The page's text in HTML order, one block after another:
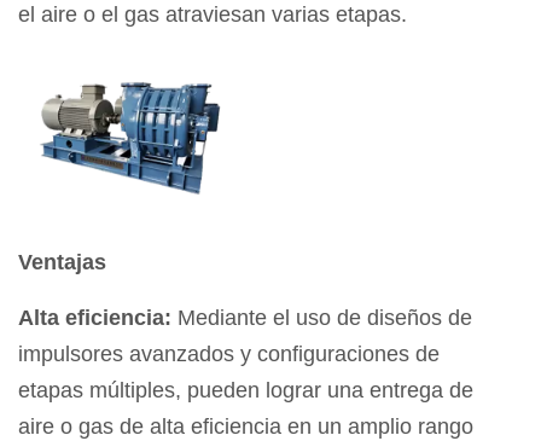
el aire o el gas atraviesan varias etapas.
Ventajas
Alta eficiencia: Mediante el uso de diseños de
impulsores avanzados y configuraciones de
etapas múltiples, pueden lograr una entrega de
aire o gas de alta eficiencia en un amplio rango